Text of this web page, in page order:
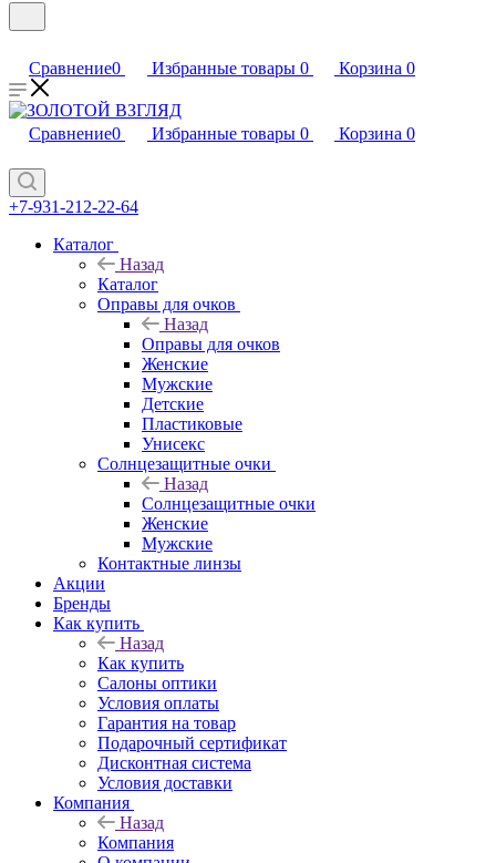
Сравнение0 Избранные товары 0 Корзина 0
Сравнение0 Избранные товары 0 Корзина 0
+7-931-212-22-64
Каталог
Назад
Каталог
Оправы для очков
Назад
Оправы для очков
Женские
Мужские
Детские
Пластиковые
Унисекс
Солнцезащитные очки
Назад
Солнцезащитные очки
Женские
Мужские
Контактные линзы
Акции
Бренды
Как купить
Назад
Как купить
Салоны оптики
Условия оплаты
Гарантия на товар
Подарочный сертификат
Дисконтная система
Условия доставки
Компания
Назад
Компания